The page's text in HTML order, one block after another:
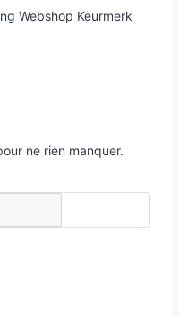
Webshop Keurmerk
ne rien manquer.